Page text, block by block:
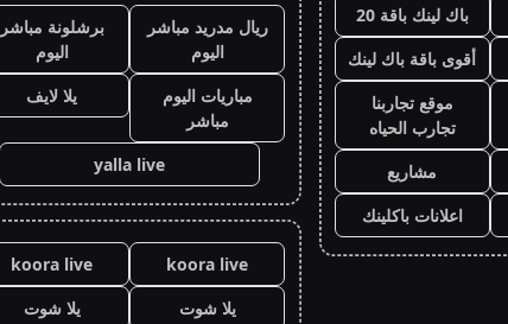
باك لينك باقة 20
أقوى باقة باك لينك
موقع تجاربنا
تجارب الحياه
مشاريع
اعلانات باكلينك
ريال مدريد مباشر
اليوم
برشلونة مباشر
اليوم
مباريات اليوم
مباشر
يلا لايف
yalla live
koora live
koora live
يلا شوت
يلا شوت